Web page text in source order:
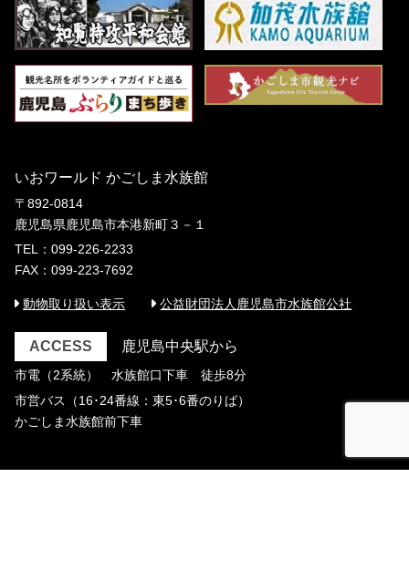
いおワールド かごしま水族館
〒892-0814
鹿児島県鹿児島市本港新町３－１
TEL：099-226-2233
FAX：099-223-7692
動物取り扱い表示 公益財団法人鹿児島市水族館公社
ACCESS 鹿児島中央駅から
市電（2系統） 水族館口下車 徒歩8分
市営バス（16･24番線：東5･6番のりば）
かごしま水族館前下車